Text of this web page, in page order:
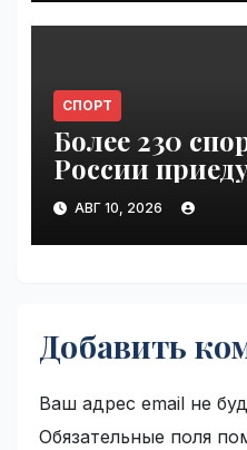
СПОРТ
Более 230
России
Всемирные
| VseTime.ru
АВГ 10, 2026
Добавить
Ваш адрес email не
Обязательные поля